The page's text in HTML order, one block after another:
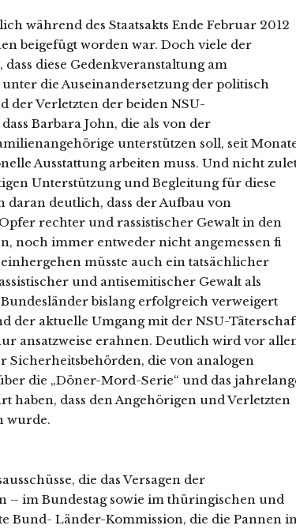
während des Staatsakts Ende Februar 2012
beigefügt worden war. Doch viele der
diese Gedenkveranstaltung am
die Auseinandersetzung der politisch
der Verletzten der beiden NSU-
Barbara John, die als von der
unterstützen soll, seit
Ausstattung arbeiten muss. Und nicht
Unterstützung und Begleitung für diese
deutlich, dass der Aufbau von
rechter und rassistischer Gewalt in den
noch immer entweder nicht angemessen fi
müsste auch ein tatsächlicher
und antisemitischer Gewalt als
bislang erfolgreich verweigert
der aktuelle Umgang mit der NSU-
ansatzweise erahnen. Deutlich wird vor
Sicherheitsbehörden, die von analogen
die „Döner-Mord-Serie“ und das
haben, dass den Angehörigen und Verletzten
wurde.
die das Versagen der
– im Bundestag sowie im thüringischen und
Bund- Länder-Kommission, die die Pannen